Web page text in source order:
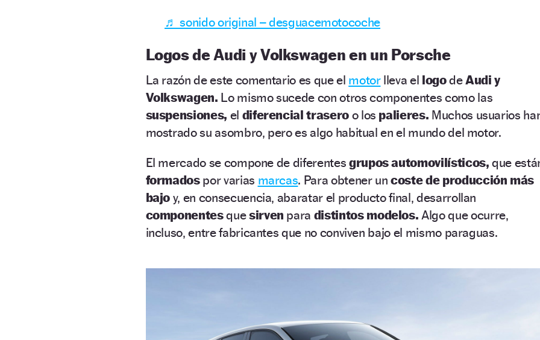
♬ sonido original – desguacemotocoche
Logos de Audi y Volkswagen en un Porsche
La razón de este comentario es que el motorlleva el logodeAudi y
Volkswagen. Lo mismo sucede con otros componentes como las
suspensiones, el diferencial traseroo los palieres. Muchos usuarios
mostrado su asombro, pero es algo habitual en el mundo del motor.
El mercado se compone de diferentes grupos automovilísticos, que
formados por varias marcas. Para obtener uncoste de producción más
bajo y, en consecuencia, abaratar el producto final, desarrollan
componentesquesirven para distintos modelos. Algo que ocurre,
incluso, entre fabricantes que no conviven bajo el mismo paraguas.